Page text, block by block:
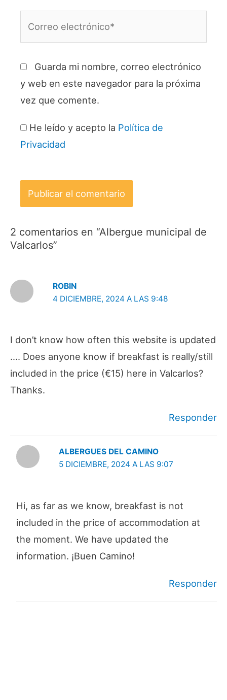
Guarda mi nombre, correo electrónico
y web en este navegador para la próxima
vez que comente.
He leído y acepto la Política de
Privacidad
2 comentarios en “Albergue municipal de
Valcarlos”
ROBIN
4 DICIEMBRE, 2024 A LAS 9:48
I don’t know how often this website is updated
…. Does anyone know if breakfast is really/still
included in the price (€15) here in Valcarlos?
Thanks.
Responder
ALBERGUES DEL CAMINO
5 DICIEMBRE, 2024 A LAS 9:07
Hi, as far as we know, breakfast is not
included in the price of accommodation at
the moment. We have updated the
information. ¡Buen Camino!
Responder